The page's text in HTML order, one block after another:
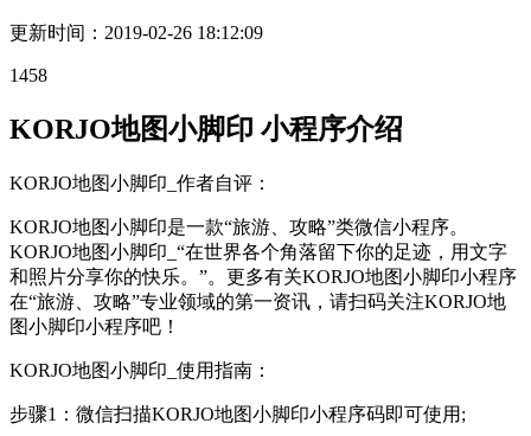
更新时间： 2019-02-26 18:12:09
1458
KORJO地图小脚印 小程序介绍
KORJO地图小脚印_作者自评：
KORJO地图小脚印是一款“旅游、攻略”类微信小程序。
KORJO地图小脚印_“在世界各个角落留下你的足迹，用文字
和照片分享你的快乐。”。更多有关KORJO地图小脚印小程序
在“旅游、攻略”专业领域的第一资讯，请扫码关注KORJO地
图小脚印小程序吧！
KORJO地图小脚印_使用指南：
步骤1：微信扫描KORJO地图小脚印小程序码即可使用;